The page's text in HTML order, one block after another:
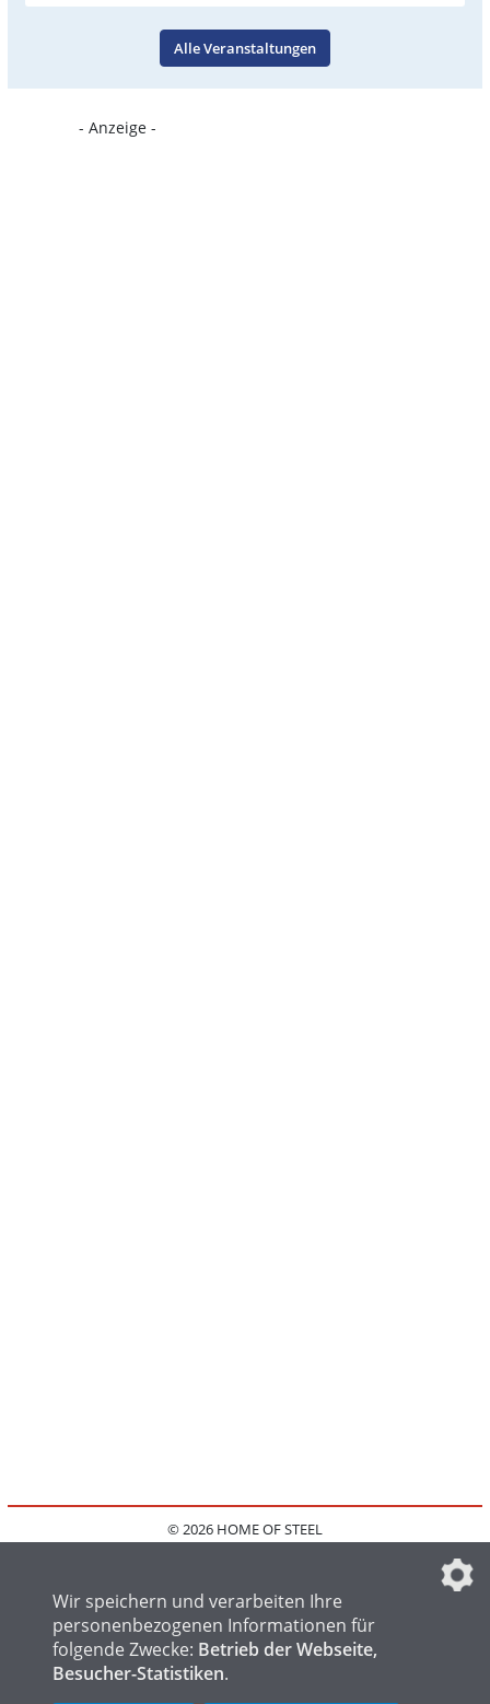
Alle Veranstaltungen
- Anzeige -
© 2026 HOME OF STEEL
IMPRESSUM
FAQ
DATENSCHUTZEINSTELLUNGEN
Wir speichern und verarbeiten Ihre
personenbezogenen Informationen für
folgende Zwecke: Betrieb der Webseite,
Besucher-Statistiken.